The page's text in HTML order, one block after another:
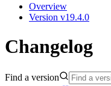
Overview
Version v19.4.0
Changelog
Find a version